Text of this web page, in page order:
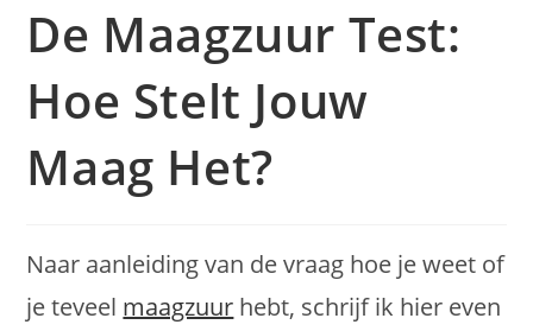
De Maagzuur Test:
Hoe Stelt Jouw
Maag Het?
Naar aanleiding van de vraag hoe je weet of
je teveel maagzuur hebt, schrijf ik hier even